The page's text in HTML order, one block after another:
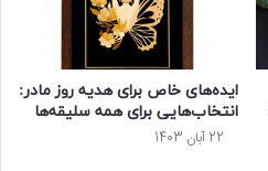
ایده‌های خاص برای هدیه روز مادر:
انتخاب‌هایی برای همه سلیقه‌ها
22 آبان 1403